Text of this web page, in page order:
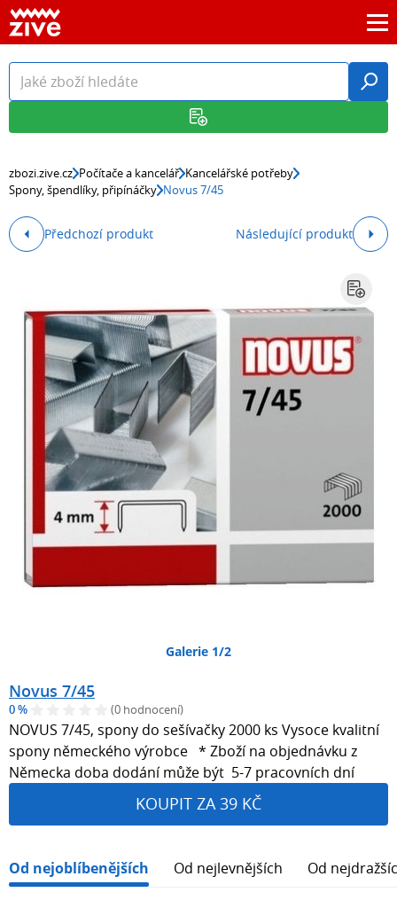
zbozi.zive.cz Počítače a kancelář Kancelářské potřeby
Spony, špendlíky, připínáčky Novus 7/45
Předchozí produkt Následující produkt
Galerie 1/2
Novus 7/45
0 % (0 hodnocení)
NOVUS 7/45, spony do sešívačky 2000 ks Vysoce kvalitní
spony německého výrobce * Zboží na objednávku z
Německa doba dodání může být 5-7 pracovních dní
KOUPIT ZA 39 KČ
Od nejoblíbenějších Od nejlevnějších Od